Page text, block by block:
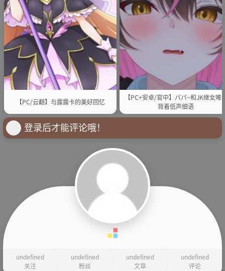
【PC/云翻】与露露卡的美好回忆
【PC+安卓/官中】パパ~和JK继女唯
背着低声细语
登录后才能评论哦！
undefined
关注
undefined
粉丝
undefined
文章
undefined
评论